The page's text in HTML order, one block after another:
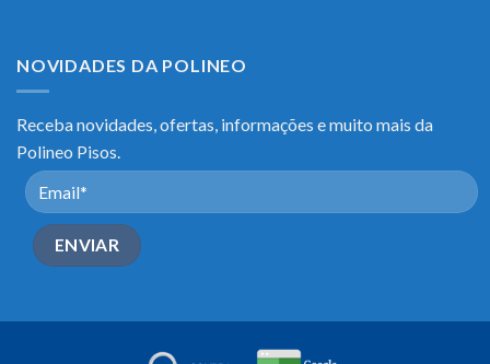
NOVIDADES DA POLINEO
Receba novidades, ofertas, informações e muito mais da
Polineo Pisos.